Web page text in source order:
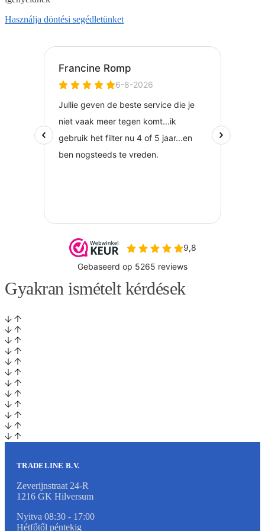
Használja döntési segédletünket
Gyakran ismételt kérdések
TRADELINE B.V.
Zeverijnstraat 24-R
1216 GK Hilversum
Nyitva 08:30 - 17:00
Hétfőtől péntekig